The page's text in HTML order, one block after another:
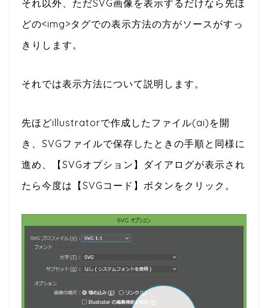
それ以外、ただSVG画像を表示するだけなら先ほ
どの<img>タグでの表示方法の方がソースがすっ
きりします。
それでは表示方法について説明します。
先ほどillustratorで作成したファイル(ai)を開
き、SVGファイルで保存したときの手順と同様に
進め、【SVGオプション】ダイアログが表示され
たら今度は【SVGコード】ボタンをクリック。